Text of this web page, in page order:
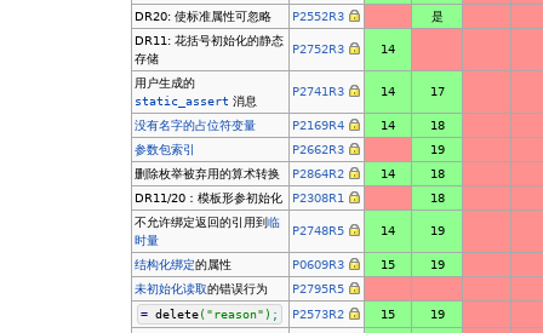
DR20: 使标准属性可忽略 P2552R3
是
DR11: 花括号初始化的静态
存储
P2752R3 14
用户生成的
static_assert 消息
P2741R3 14 17
没有名字的占位符变量 P2169R4 14
18
参数包索引
P2662R3
19
删除枚举被弃用的算术转换
P2864R2 14
18
DR11/20：模板形参初始化
P2308R1
18
不允许绑定返回的引用到临
时量
P2748R5 14 19
结构化绑定的属性 P0609R3 15
19
未初始化读取的错误行为
P2795R5
= delete("reason" ) ; P2573R2 15
19